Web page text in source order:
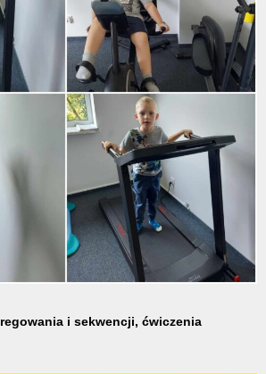
i sekwencji, ćwiczenia